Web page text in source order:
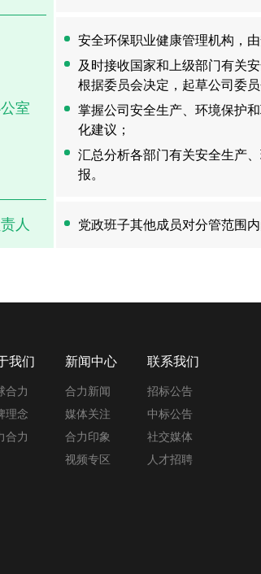
室
安全环保职业健康管理机构，
及时接收国家和上级部门有关
根据委员会决定，起草公司委
掌握公司安全生产、环境保护
化建议；
汇总分析各部门有关安全生产
报。
人 党政班子其他成员对分管范围
我们
合力
理念
合力
新闻中心
合力新闻
媒体关注
合力印象
视频专区
联系我们
招标公告
中标公告
社交媒体
人才招聘